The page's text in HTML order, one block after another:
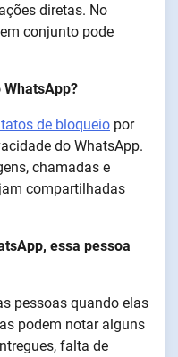
diretas. No
conjunto pode
de bloqueio por
do WhatsApp.
chamadas e
compartilhadas
essa pessoa
pessoas quando elas
podem notar alguns
falta de